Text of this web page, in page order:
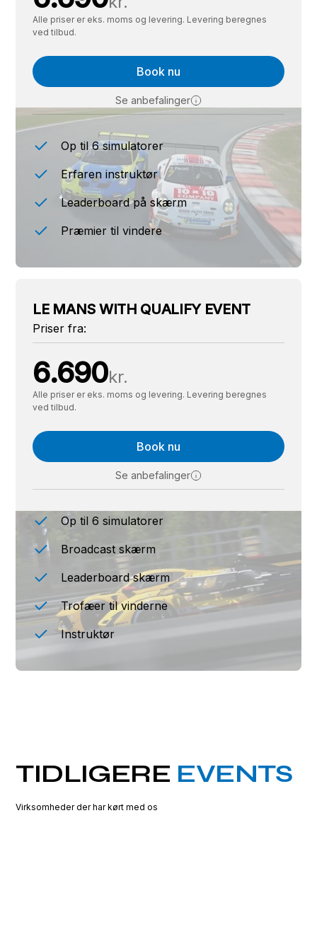
Alle priser er eks. moms og levering. Levering beregnes
ved tilbud.
Book nu
Se anbefalinger
Op til 6 simulatorer
Erfaren instruktør
Leaderboard på skærm
Præmier til vindere
LE MANS WITH QUALIFY EVENT
Priser fra:
6.690kr.
Alle priser er eks. moms og levering. Levering beregnes
ved tilbud.
Book nu
Se anbefalinger
Op til 6 simulatorer
Broadcast skærm
Leaderboard skærm
Trofæer til vinderne
Instruktør
TIDLIGERE EVENTS
Virksomheder der har kørt med os